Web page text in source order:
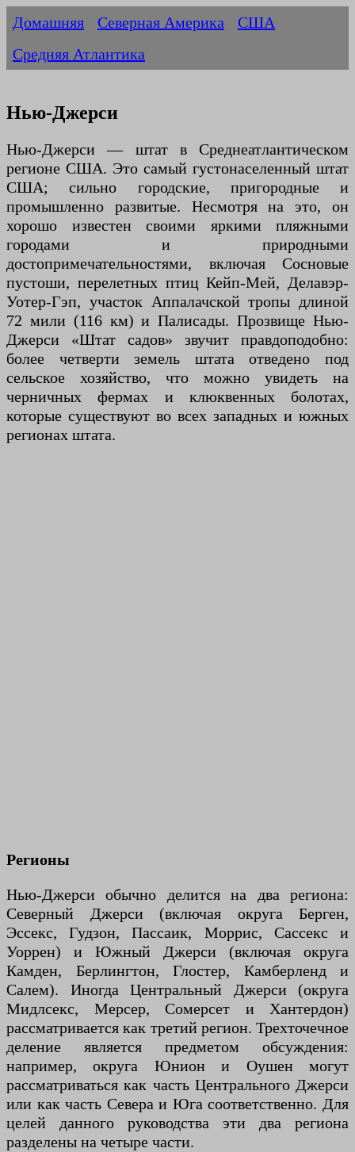
Домашняя Северная Америка
США
Средняя Атлантика
Нью-Джерси
Нью-Джерси — штат в Среднеатлантическом
регионе США. Это самый густонаселенный штат
США; сильно городские, пригородные и
промышленно развитые. Несмотря на это, он
хорошо известен своими яркими пляжными
городами и природными
достопримечательностями, включая Сосновые
пустоши, перелетных птиц Кейп-Мей, Делавэр-
Уотер-Гэп, участок Аппалачской тропы длиной
72 мили (116 км) и Палисады. Прозвище Нью-
Джерси «Штат садов» звучит правдоподобно:
более четверти земель штата отведено под
сельское хозяйство, что можно увидеть на
черничных фермах и клюквенных болотах,
которые существуют во всех западных и южных
регионах штата.
Регионы
Нью-Джерси обычно делится на два региона:
Северный Джерси (включая округа Берген,
Эссекс, Гудзон, Пассаик, Моррис, Сассекс и
Уоррен) и Южный Джерси (включая округа
Камден, Берлингтон, Глостер, Камберленд и
Салем). Иногда Центральный Джерси (округа
Мидлсекс, Мерсер, Сомерсет и Хантердон)
рассматривается как третий регион. Трехточечное
деление является предметом обсуждения:
например, округа Юнион и Оушен могут
рассматриваться как часть Центрального Джерси
или как часть Севера и Юга соответственно. Для
целей данного руководства эти два региона
разделены на четыре части.